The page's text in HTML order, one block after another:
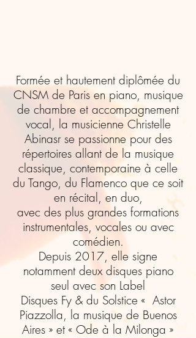
Formée et hautement diplômée du
CNSM de Paris en piano, musique
de chambre et accompagnement
vocal, la musicienne Christelle
Abinasr se passionne pour des
répertoires allant de la musique
classique, contemporaine à celle
du Tango, du Flamenco que ce soit
en récital, en duo,
avec des plus grandes formations
instrumentales, vocales ou avec
comédien.
Depuis 2017, elle signe
notamment deux disques piano
seul avec son Label
Disques Fy & du Solstice « Astor
Piazzolla, la musique de Buenos
Aires » et « Ode à la Milonga »